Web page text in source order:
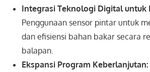
Integrasi Teknologi Digital untuk
Penggunaan sensor pintar untuk
dan efisiensi bahan bakar secara
balapan.
Ekspansi Program Keberlanjutan: